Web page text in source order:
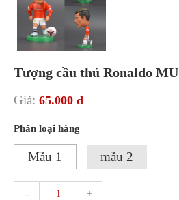
Tượng cầu thủ Ronaldo MU
Giá: 65.000 đ
Phân loại hàng
Mẫu 1 mẫu 2
- +